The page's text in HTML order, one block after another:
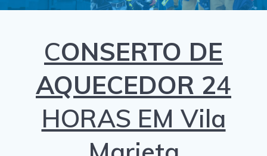
CONSERTO DE
AQUECEDOR 24
HORAS EM Vila